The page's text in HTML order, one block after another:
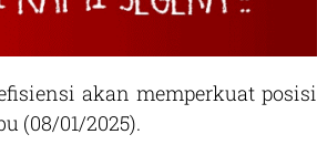
akan memperkuat posisi
(08/01/2025).